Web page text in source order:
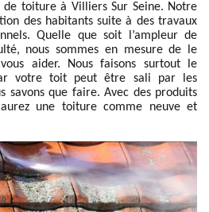
de toiture à Villiers Sur Seine. Notre
des habitants suite à des travaux
Quelle que soit l’ampleur de
nous sommes en mesure de le
aider. Nous faisons surtout le
votre toit peut être sali par les
savons que faire. Avec des produits
une toiture comme neuve et